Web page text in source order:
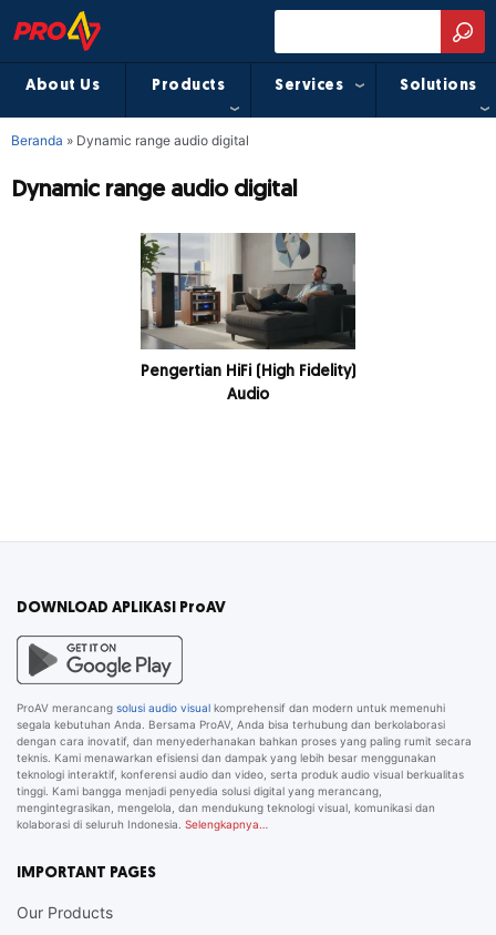
About Us Products Services Solutions
Beranda » Dynamic range audio digital
Dynamic range audio digital
Pengertian HiFi (High Fidelity)
Audio
DOWNLOAD APLIKASI ProAV
ProAV merancang solusi audio visual komprehensif dan modern untuk memenuhi
segala kebutuhan Anda. Bersama ProAV, Anda bisa terhubung dan berkolaborasi
dengan cara inovatif, dan menyederhanakan bahkan proses yang paling rumit secara
teknis. Kami menawarkan efisiensi dan dampak yang lebih besar menggunakan
teknologi interaktif, konferensi audio dan video, serta produk audio visual berkualitas
tinggi. Kami bangga menjadi penyedia solusi digital yang merancang,
mengintegrasikan, mengelola, dan mendukung teknologi visual, komunikasi dan
kolaborasi di seluruh Indonesia. Selengkapnya…
IMPORTANT PAGES
Our Products